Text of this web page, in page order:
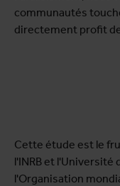
communautés
directement profit
Cette étude est le
l'INRB et l'Université
l'Organisation